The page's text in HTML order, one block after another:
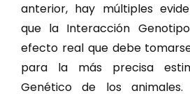
anterior, hay múltiples
que la Interacción
efecto real que debe
para la más precisa
Genético de los